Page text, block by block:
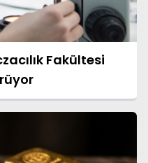
Fakültesi